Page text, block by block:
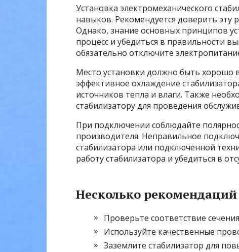
Установка электромеханического
навыков. Рекомендуется доверить
Однако, знание основных принципов
процесс и убедиться в правильности
обязательно отключите
Место установки должно быть хорошо
эффективное охлаждение
источников тепла и влаги. Также
стабилизатору для проведения
При подключении соблюдайте
производителя. Неправильное
стабилизатора или подключенной
работу стабилизатора и убедиться в
Несколько рекомендаций
Проверьте соответствие
Используйте качественные
Заземлите стабилизатор для